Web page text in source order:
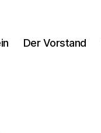
Der Vorstand